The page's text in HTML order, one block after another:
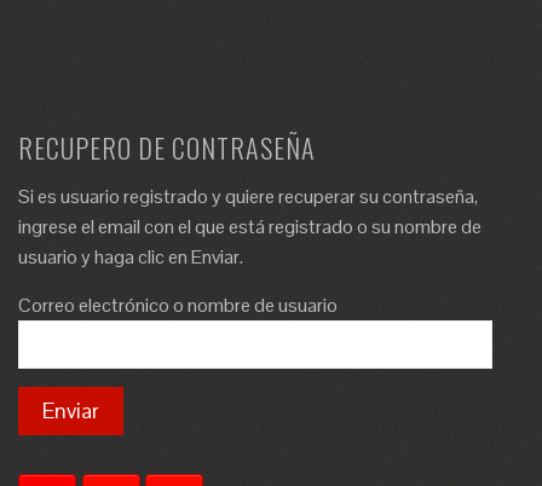
RECUPERO DE CONTRASEÑA
Si es usuario registrado y quiere recuperar su contraseña,
ingrese el email con el que está registrado o su nombre de
usuario y haga clic en Enviar.
Correo electrónico o nombre de usuario